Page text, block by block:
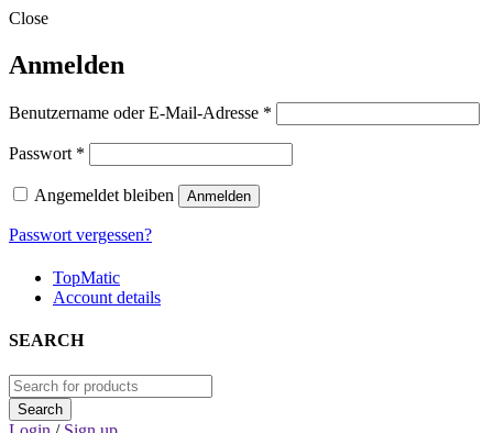
Close
Anmelden
Benutzername oder E-Mail-Adresse *
Passwort *
Angemeldet bleiben Anmelden
Passwort vergessen?
TopMatic
Account details
SEARCH